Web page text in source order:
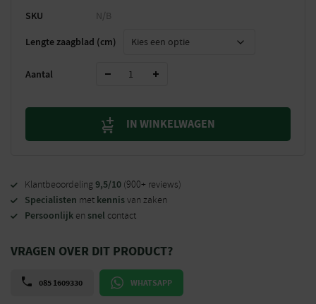
SKU N/B
Lengte zaagblad (cm)
Aantal
IN WINKELWAGEN
Klantbeoordeling9,5/10 (900+ reviews)
Specialisten met kennisvan zaken
Persoonlijk en snel contact
VRAGEN OVER DIT PRODUCT?
085 1609330 WHATSAPP